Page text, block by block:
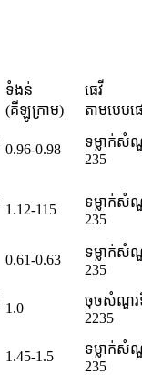
ទំងន់
(គីឡូក្រាម)
ធេវី
តាមបេប
0.96-0.98
ទម្លាក់សំ
235
1.12-115
ទម្លាក់សំ
235
0.61-0.63
ទម្លាក់សំ
235
1.0
ចុចសំណួរ
2235
1.45-1.5
ទម្លាក់សំ
235